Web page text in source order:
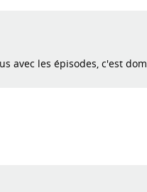
les épisodes, c'est